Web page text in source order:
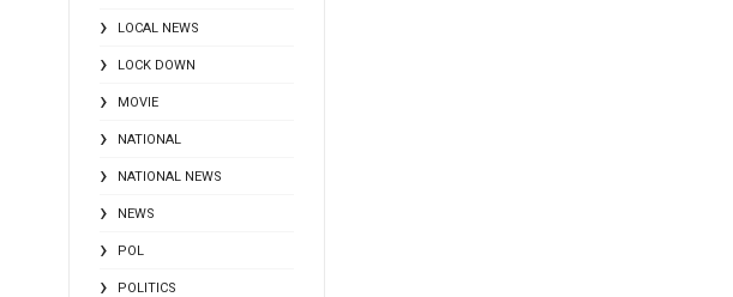
LOCAL NEWS
LOCK DOWN
MOVIE
NATIONAL
NATIONAL NEWS
NEWS
POL
POLITICS